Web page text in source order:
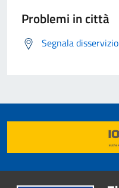
Problemi in città
Segnala disservizio